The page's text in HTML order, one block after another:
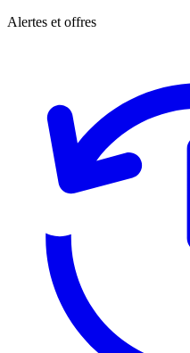
Alertes et offres